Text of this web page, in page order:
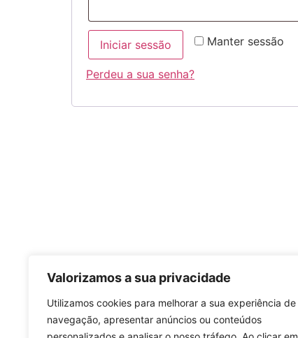
Valorizamos a sua privacidade
Utilizamos cookies para melhorar a sua experiência de
navegação, apresentar anúncios ou conteúdos
Manter sessão
Iniciar sessão
Perdeu a sua senha?